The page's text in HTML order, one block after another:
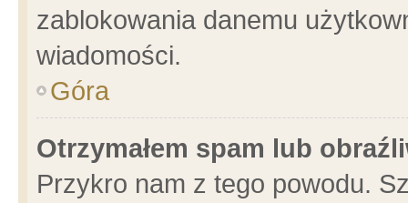
zablokowania danemu
wiadomości.
Góra
Otrzymałem spam lub
Przykro nam z tego powodu.